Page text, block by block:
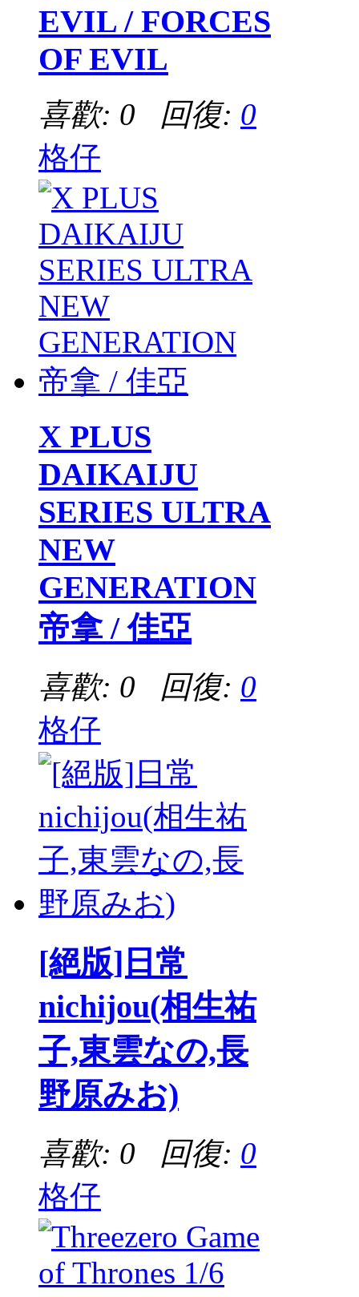
EVIL / FORCES
OF EVIL
喜歡: 0 回復: 0
格仔
X PLUS
DAIKAIJU
SERIES ULTRA
NEW
GENERATION
帝拿 / 佳亞
喜歡: 0 回復: 0
格仔
[絕版]日常
nichijou(相生祐
子,東雲なの,長
野原みお)
喜歡: 0 回復: 0
格仔